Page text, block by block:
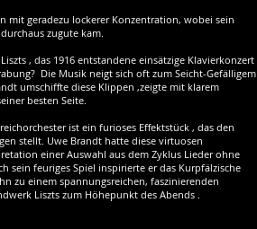
mit geradezu lockerer Konzentration, wobei sein
zugute kam.
, das 1916 entstandene einsätzige Klavierkonzert
Die Musik neigt sich oft zum Seicht-Gefälligem
umschiffte diese Klippen ,zeigte mit klarem
besten Seite.
ist ein furioses Effektstück , das den
stellt. Uwe Brandt hatte diese virtuosen
einer Auswahl aus dem Zyklus Lieder ohne
sein feuriges Spiel inspirierte er das Kurpfälzische
zu einem spannungsreichen, faszinierenden
Liszts zum Höhepunkt des Abends .